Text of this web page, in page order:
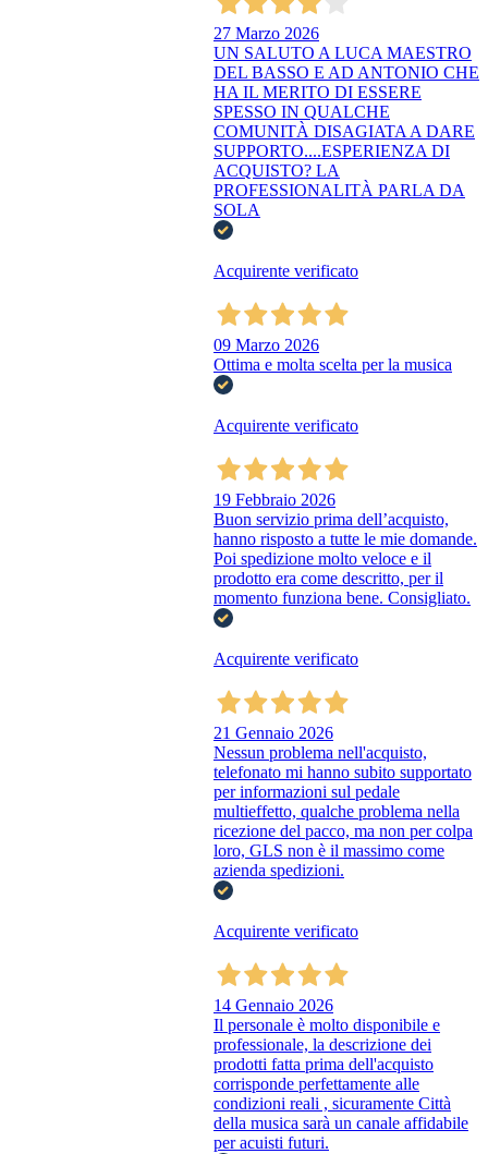
27 Marzo 2026
UN SALUTO A LUCA MAESTRO
DEL BASSO E AD ANTONIO CHE
HA IL MERITO DI ESSERE
SPESSO IN QUALCHE
COMUNITÀ DISAGIATA A DARE
SUPPORTO....ESPERIENZA DI
ACQUISTO? LA
PROFESSIONALITÀ PARLA DA
SOLA
Acquirente verificato
09 Marzo 2026
Ottima e molta scelta per la musica
Acquirente verificato
19 Febbraio 2026
Buon servizio prima dell’acquisto,
hanno risposto a tutte le mie domande.
Poi spedizione molto veloce e il
prodotto era come descritto, per il
momento funziona bene. Consigliato.
Acquirente verificato
21 Gennaio 2026
Nessun problema nell'acquisto,
telefonato mi hanno subito supportato
per informazioni sul pedale
multieffetto, qualche problema nella
ricezione del pacco, ma non per colpa
loro, GLS non è il massimo come
azienda spedizioni.
Acquirente verificato
14 Gennaio 2026
Il personale è molto disponibile e
professionale, la descrizione dei
prodotti fatta prima dell'acquisto
corrisponde perfettamente alle
condizioni reali , sicuramente Città
della musica sarà un canale affidabile
per acuisti futuri.